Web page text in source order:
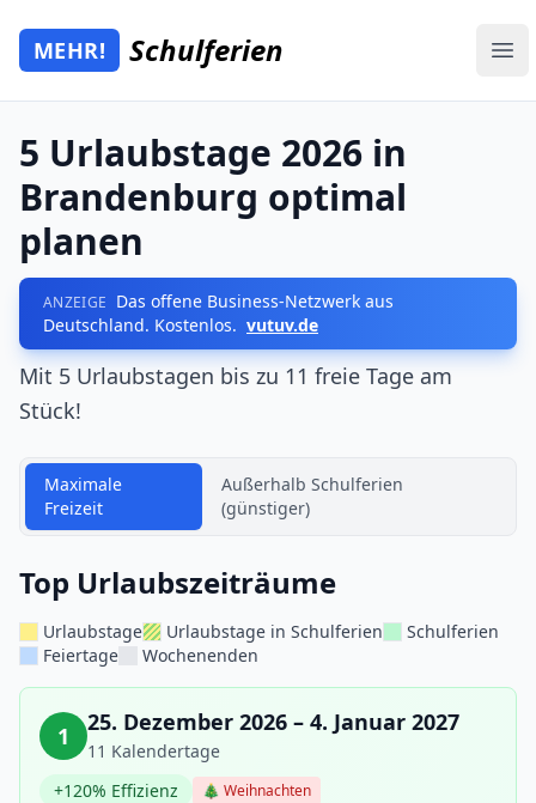
Zum Hauptinhalt springen
Mehr Schulferien
MEHR! Schulferien
5 Urlaubstage 2026 in
Brandenburg optimal
planen
ANZEIGE Das offene Business-Netzwerk aus
Deutschland. Kostenlos. vutuv.de
Mit 5 Urlaubstagen bis zu 11 freie Tage am
Stück!
Maximale
Freizeit
Außerhalb Schulferien
(günstiger)
Top Urlaubszeiträume
Urlaubstage Urlaubstage in Schulferien
Schulferien
Feiertage
Wochenenden
1 25. Dezember 2026 – 4. Januar 2027
11 Kalendertage
+120% Effizienz
🎄 Weihnachten